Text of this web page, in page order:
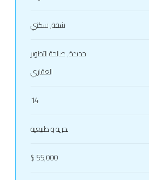
شقة, سكني
جديدة, صالحة للتطوير
العقاري
14
بحرية و طبيعية
55,000 $